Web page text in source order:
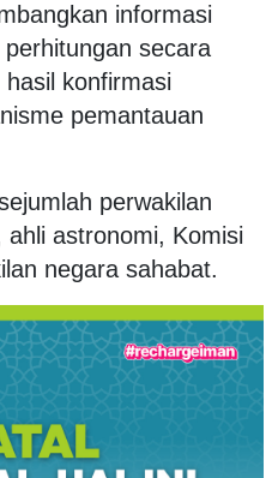
informasi
secara
konfirmasi
pemantauan
perwakilan
astronomi, Komisi
negara sahabat.